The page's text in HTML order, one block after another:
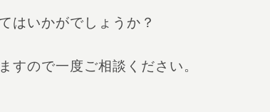
はいかがでしょうか？
すので一度ご相談ください。